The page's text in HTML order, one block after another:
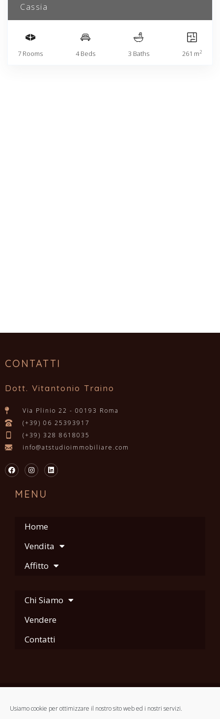
Usiamo cookie per ottimizzare il nostro sito web ed i nostri servizi.
Cassia
7 Rooms 4 Beds 3 Baths 261 m2
CONTATTI
Dott. Vitantonio Traino
Via Plinio 22 - 00193 Roma
(+39) 06 25393917
(+39) 328 8618035
info@atstudioimmobiliare.com
MENU
Home
Vendita
Affitto
Chi Siamo
Vendere
Contatti